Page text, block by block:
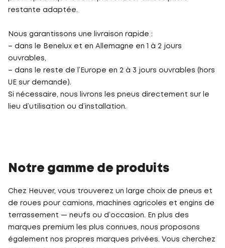
restante adaptée.
Nous garantissons une livraison rapide :
– dans le Benelux et en Allemagne en 1 à 2 jours
ouvrables,
– dans le reste de l’Europe en 2 à 3 jours ouvrables (hors
UE sur demande).
Si nécessaire, nous livrons les pneus directement sur le
lieu d’utilisation ou d’installation.
Notre gamme de produits
Chez Heuver, vous trouverez un large choix de pneus et
de roues pour camions, machines agricoles et engins de
terrassement — neufs ou d’occasion. En plus des
marques premium les plus connues, nous proposons
également nos propres marques privées. Vous cherchez